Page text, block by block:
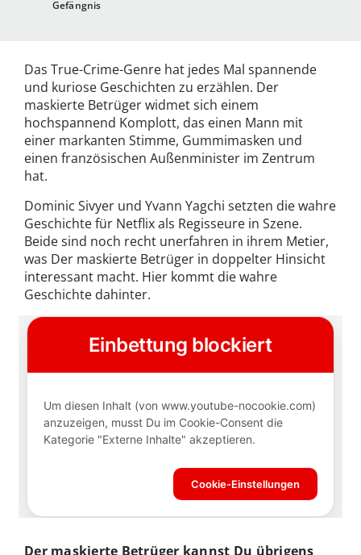
Gefängnis
Das True-Crime-Genre hat jedes Mal spannende
und kuriose Geschichten zu erzählen. Der
maskierte Betrüger widmet sich einem
hochspannend Komplott, das einen Mann mit
einer markanten Stimme, Gummimasken und
einen französischen Außenminister im Zentrum
hat.
Dominic Sivyer und Yvann Yagchi setzten die wahre
Geschichte für Netflix als Regisseure in Szene.
Beide sind noch recht unerfahren in ihrem Metier,
was Der maskierte Betrüger in doppelter Hinsicht
interessant macht. Hier kommt die wahre
Geschichte dahinter.
Der maskierte Betrüger kannst Du übrigens